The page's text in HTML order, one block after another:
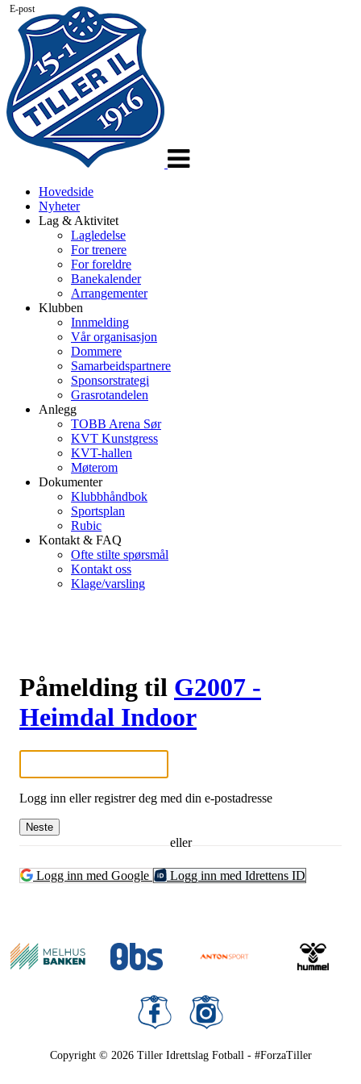
Hovedside
Nyheter
Lag & Aktivitet
Lagledelse
For trenere
For foreldre
Banekalender
Arrangementer
Klubben
Innmelding
Vår organisasjon
Dommere
Samarbeidspartnere
Sponsorstrategi
Grasrotandelen
Anlegg
TOBB Arena Sør
KVT Kunstgress
KVT-hallen
Møterom
Dokumenter
Klubbhåndbok
Sportsplan
Rubic
Kontakt & FAQ
Ofte stilte spørsmål
Kontakt oss
Klage/varsling
Påmelding til G2007 -
Heimdal Indoor
E-post
Logg inn eller registrer deg med din e-postadresse
Neste
eller
Logg inn med Google Logg inn med Idrettens ID
Copyright © 2026 Tiller Idrettslag Fotball - #ForzaTiller